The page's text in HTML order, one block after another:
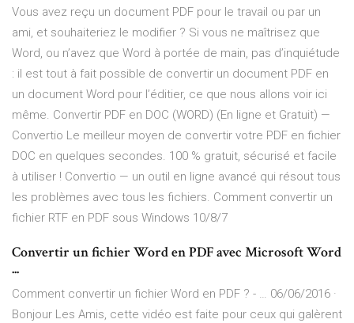
Vous avez reçu un document PDF pour le travail ou par un
ami, et souhaiteriez le modifier ? Si vous ne maîtrisez que
Word, ou n’avez que Word à portée de main, pas d’inquiétude
: il est tout à fait possible de convertir un document PDF en
un document Word pour l’éditier, ce que nous allons voir ici
même. Convertir PDF en DOC (WORD) (En ligne et Gratuit) —
Convertio Le meilleur moyen de convertir votre PDF en fichier
DOC en quelques secondes. 100 % gratuit, sécurisé et facile
à utiliser ! Convertio — un outil en ligne avancé qui résout tous
les problèmes avec tous les fichiers. Comment convertir un
fichier RTF en PDF sous Windows 10/8/7
Convertir un fichier Word en PDF avec Microsoft Word
...
Comment convertir un fichier Word en PDF ? - … 06/06/2016 ·
Bonjour Les Amis, cette vidéo est faite pour ceux qui galèrent